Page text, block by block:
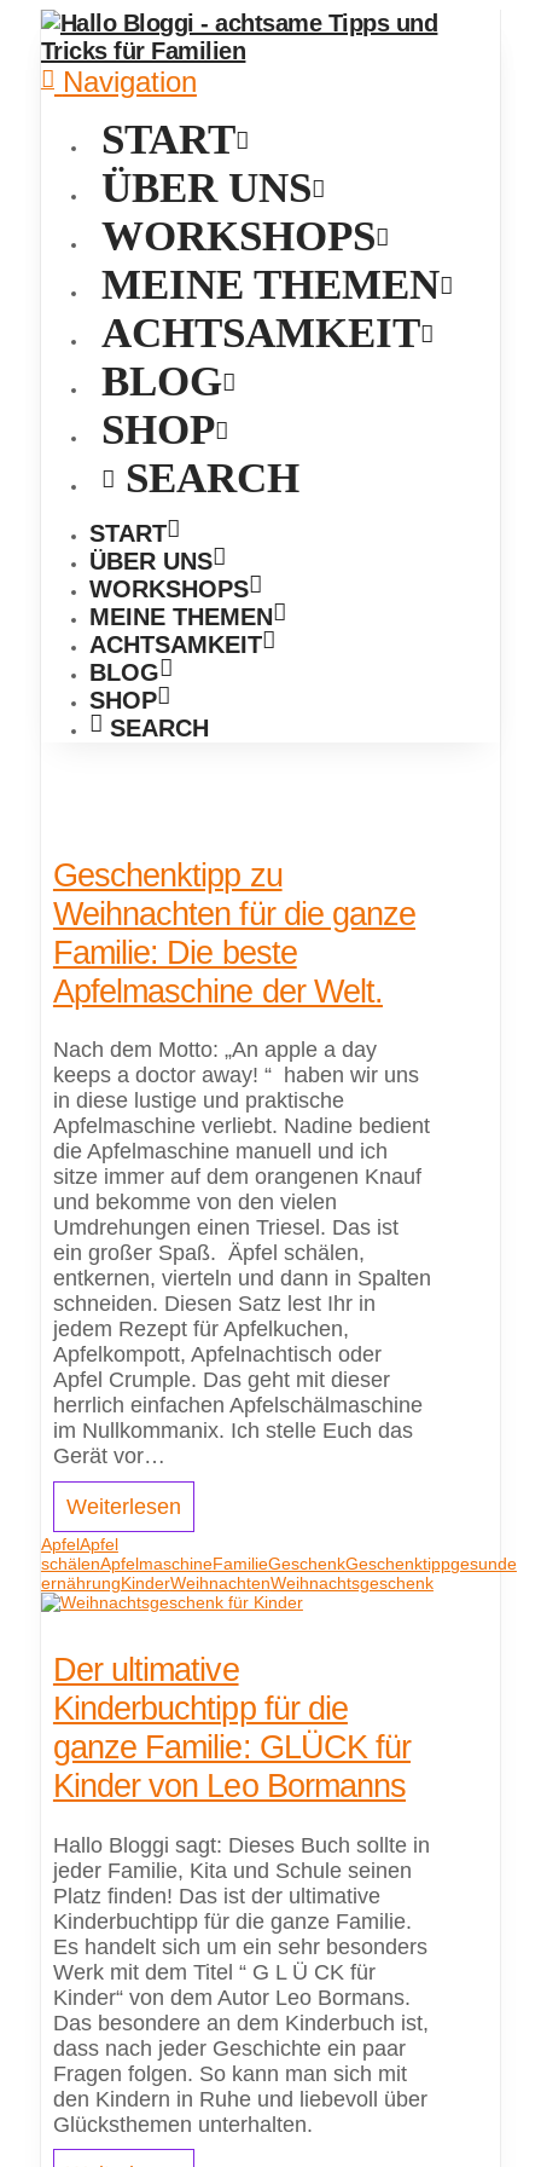
Navigation
START
ÜBER UNS
WORKSHOPS
MEINE THEMEN
ACHTSAMKEIT
BLOG
SHOP
SEARCH
START
ÜBER UNS
WORKSHOPS
MEINE THEMEN
ACHTSAMKEIT
BLOG
SHOP
SEARCH
Geschenktipp zu
Weihnachten für die ganze
Familie: Die beste
Apfelmaschine der Welt.
Nach dem Motto: „An apple a day
keeps a doctor away! “ haben wir uns
in diese lustige und praktische
Apfelmaschine verliebt. Nadine bedient
die Apfelmaschine manuell und ich
sitze immer auf dem orangenen Knauf
und bekomme von den vielen
Umdrehungen einen Triesel. Das ist
ein großer Spaß. Äpfel schälen,
entkernen, vierteln und dann in Spalten
schneiden. Diesen Satz lest Ihr in
jedem Rezept für Apfelkuchen,
Apfelkompott, Apfelnachtisch oder
Apfel Crumple. Das geht mit dieser
herrlich einfachen Apfelschälmaschine
im Nullkommanix. Ich stelle Euch das
Gerät vor…
Weiterlesen
ApfelApfel
schälenApfelmaschineFamilieGeschenkGeschenktippgesunde
ernährungKinderWeihnachtenWeihnachtsgeschenk
Der ultimative
Kinderbuchtipp für die
ganze Familie: GLÜCK für
Kinder von Leo Bormanns
Hallo Bloggi sagt: Dieses Buch sollte in
jeder Familie, Kita und Schule seinen
Platz finden! Das ist der ultimative
Kinderbuchtipp für die ganze Familie.
Es handelt sich um ein sehr besonders
Werk mit dem Titel “ G L Ü CK für
Kinder“ von dem Autor Leo Bormans.
Das besondere an dem Kinderbuch ist,
dass nach jeder Geschichte ein paar
Fragen folgen. So kann man sich mit
den Kindern in Ruhe und liebevoll über
Glücksthemen unterhalten.